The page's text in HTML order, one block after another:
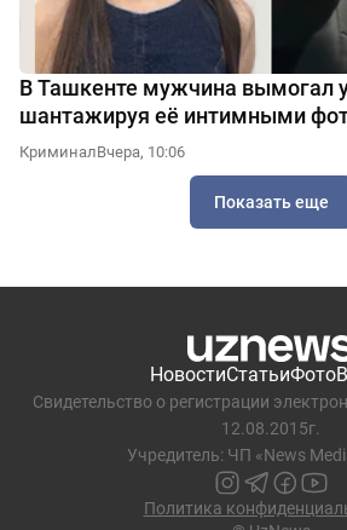
В Ташкенте мужчина вымогал
шантажируя её интимными
КриминалВчера, 10:06
Показать еще
НовостиСтатьиФото
Свидетельство о регистрации
12.08.2015г.
Учредитель: ЧП «News
Политика